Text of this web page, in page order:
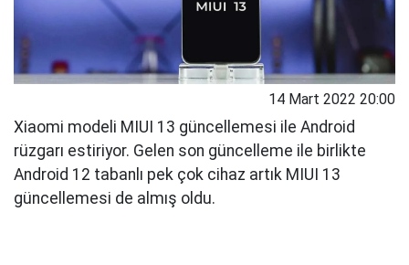
14 Mart 2022 20:00
Xiaomi modeli MIUI 13 güncellemesi ile Android
rüzgarı estiriyor. Gelen son güncelleme ile birlikte
Android 12 tabanlı pek çok cihaz artık MIUI 13
güncellemesi de almış oldu.